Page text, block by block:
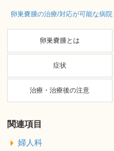
卵巣嚢腫の治療/対応が可能な病
卵巣嚢腫とは
症状
治療・治療後の注意
関連項目
婦人科